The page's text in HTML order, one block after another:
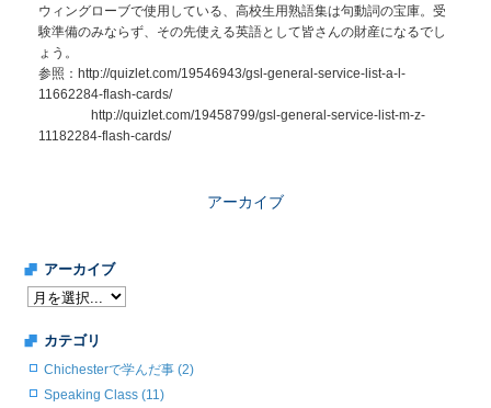
ウィングローブで使用している、高校生用熟語集は句動詞の宝庫。受
験準備のみならず、その先使える英語として皆さんの財産になるでし
ょう。
参照：http://quizlet.com/19546943/gsl-general-service-list-a-l-
11662284-flash-cards/
http://quizlet.com/19458799/gsl-general-service-list-m-z-
11182284-flash-cards/
アーカイブ
アーカイブ
カテゴリ
Chichesterで学んだ事 (2)
Speaking Class (11)